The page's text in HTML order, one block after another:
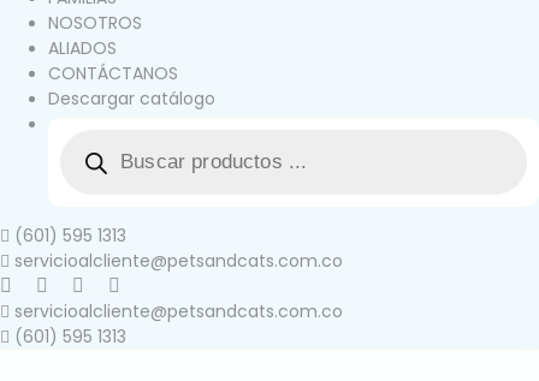
NOSOTROS
ALIADOS
CONTÁCTANOS
Descargar catálogo
(601) 595 1313
servicioalcliente@petsandcats.com.co
servicioalcliente@petsandcats.com.co
(601) 595 1313